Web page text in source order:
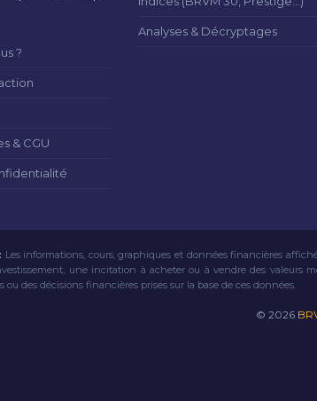
?
& CGU
Analyses & Décryptages
Les informations, cours, graphiques et données financières
une incitation à acheter ou à vendre des valeurs
ou des décisions financières prises sur la base de ces données.
© 2026